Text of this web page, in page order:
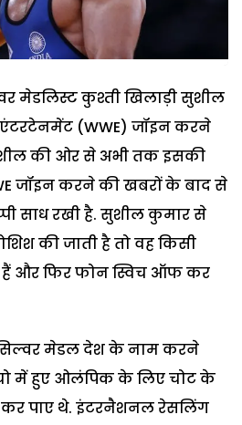
मेडलिस्ट कुश्ती खिलाड़ी सुशील
(WWE) जॉइन करने
की ओर से अभी तक इसकी
जॉइन करने की खबरों के बाद से
साध रखी है. सुशील कुमार से
की जाती है तो वह किसी
और फिर फोन स्विच ऑफ कर
मेडल देश के नाम करने
में हुए ओलंपिक के लिए चोट के
कर पाए थे. इंटरनैशनल रेसलिंग